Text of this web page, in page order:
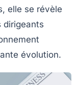
elle se révèle
dirigeants
évolution.